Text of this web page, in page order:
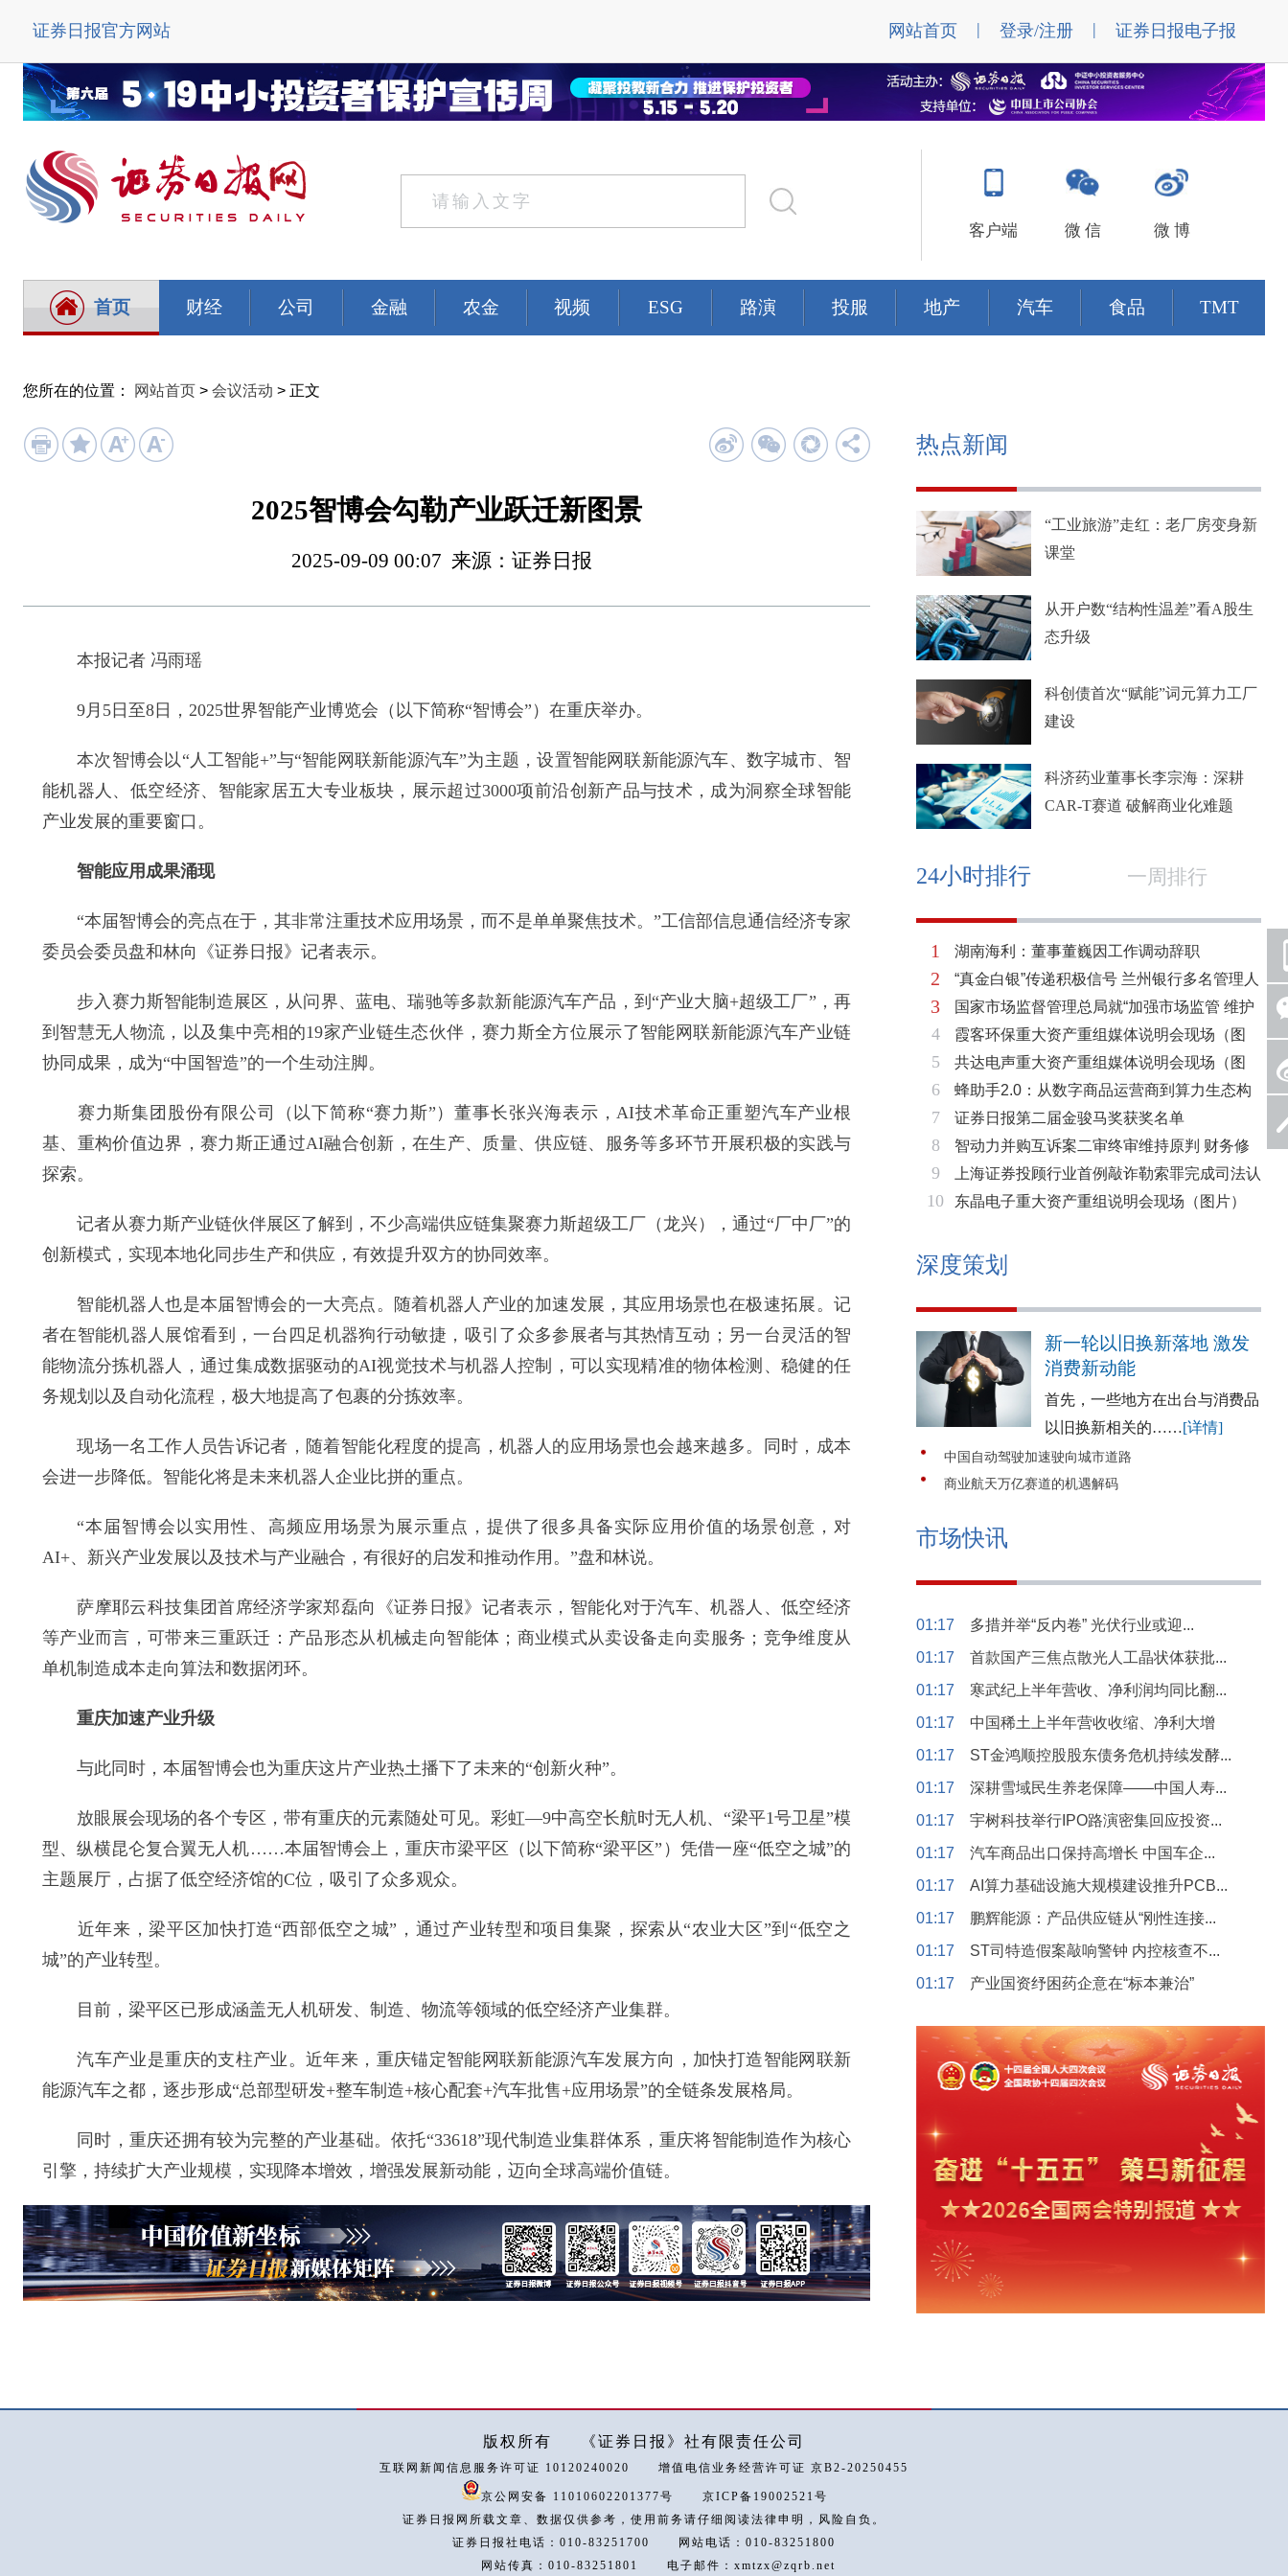
证券日报官方网站 网站首页 | 登录/注册 | 证券日报电子报
客户端 微 信 微 博
首页 财经 公司 金融 农金 视频 ESG 路演 投服 地产 汽车 食品 TMT
您所在的位置： 网站首页 > 会议活动 > 正文
2025智博会勾勒产业跃迁新图景
2025-09-09 00:07 来源：证券日报
本报记者 冯雨瑶
9月5日至8日，2025世界智能产业博览会（以下简称“智博会”）在重庆举办。
本次智博会以“人工智能+”与“智能网联新能源汽车”为主题，设置智能网联新能源汽车、数字城市、智
能机器人、低空经济、智能家居五大专业板块，展示超过3000项前沿创新产品与技术，成为洞察全球智能
产业发展的重要窗口。
智能应用成果涌现
“本届智博会的亮点在于，其非常注重技术应用场景，而不是单单聚焦技术。”工信部信息通信经济专家
委员会委员盘和林向《证券日报》记者表示。
步入赛力斯智能制造展区，从问界、蓝电、瑞驰等多款新能源汽车产品，到“产业大脑+超级工厂”，再
到智慧无人物流，以及集中亮相的19家产业链生态伙伴，赛力斯全方位展示了智能网联新能源汽车产业链
协同成果，成为“中国智造”的一个生动注脚。
赛力斯集团股份有限公司（以下简称“赛力斯”）董事长张兴海表示，AI技术革命正重塑汽车产业根
基、重构价值边界，赛力斯正通过AI融合创新，在生产、质量、供应链、服务等多环节开展积极的实践与
探索。
记者从赛力斯产业链伙伴展区了解到，不少高端供应链集聚赛力斯超级工厂（龙兴），通过“厂中厂”的
创新模式，实现本地化同步生产和供应，有效提升双方的协同效率。
智能机器人也是本届智博会的一大亮点。随着机器人产业的加速发展，其应用场景也在极速拓展。记
者在智能机器人展馆看到，一台四足机器狗行动敏捷，吸引了众多参展者与其热情互动；另一台灵活的智
能物流分拣机器人，通过集成数据驱动的AI视觉技术与机器人控制，可以实现精准的物体检测、稳健的任
务规划以及自动化流程，极大地提高了包裹的分拣效率。
现场一名工作人员告诉记者，随着智能化程度的提高，机器人的应用场景也会越来越多。同时，成本
会进一步降低。智能化将是未来机器人企业比拼的重点。
“本届智博会以实用性、高频应用场景为展示重点，提供了很多具备实际应用价值的场景创意，对
AI+、新兴产业发展以及技术与产业融合，有很好的启发和推动作用。”盘和林说。
萨摩耶云科技集团首席经济学家郑磊向《证券日报》记者表示，智能化对于汽车、机器人、低空经济
等产业而言，可带来三重跃迁：产品形态从机械走向智能体；商业模式从卖设备走向卖服务；竞争维度从
单机制造成本走向算法和数据闭环。
重庆加速产业升级
与此同时，本届智博会也为重庆这片产业热土播下了未来的“创新火种”。
放眼展会现场的各个专区，带有重庆的元素随处可见。彩虹—9中高空长航时无人机、“梁平1号卫星”模
型、纵横昆仑复合翼无人机……本届智博会上，重庆市梁平区（以下简称“梁平区”）凭借一座“低空之城”的
主题展厅，占据了低空经济馆的C位，吸引了众多观众。
近年来，梁平区加快打造“西部低空之城”，通过产业转型和项目集聚，探索从“农业大区”到“低空之
城”的产业转型。
目前，梁平区已形成涵盖无人机研发、制造、物流等领域的低空经济产业集群。
汽车产业是重庆的支柱产业。近年来，重庆锚定智能网联新能源汽车发展方向，加快打造智能网联新
能源汽车之都，逐步形成“总部型研发+整车制造+核心配套+汽车批售+应用场景”的全链条发展格局。
同时，重庆还拥有较为完整的产业基础。依托“33618”现代制造业集群体系，重庆将智能制造作为核心
引擎，持续扩大产业规模，实现降本增效，增强发展新动能，迈向全球高端价值链。
热点新闻
“工业旅游”走红：老厂房变身新
课堂
从开户数“结构性温差”看A股生
态升级
科创债首次“赋能”词元算力工厂
建设
科济药业董事长李宗海：深耕
CAR-T赛道 破解商业化难题
24小时排行 一周排行
1
2
3
4
5
6
7
8
9
10
湖南海利：董事董巍因工作调动辞职
“真金白银”传递积极信号 兰州银行多名管理人
员拟增持公司股份不低于600万元
国家市场监督管理总局就“加强市场监管 维护
市场秩序”答记者问
霞客环保重大资产重组媒体说明会现场（图
片）
共达电声重大资产重组媒体说明会现场（图
片）
蜂助手2.0：从数字商品运营商到算力生态构
建者的跃迁
证券日报第二届金骏马奖获奖名单
智动力并购互诉案二审终审维持原判 财务修
复与估值空间同步打开
上海证券投顾行业首例敲诈勒索罪完成司法认
定 司法机关重拳打击“职业索赔人”
东晶电子重大资产重组说明会现场（图片）
深度策划
新一轮以旧换新落地 激发
消费新动能
首先，一些地方在出台与消费品
以旧换新相关的……[详情]
中国自动驾驶加速驶向城市道路
商业航天万亿赛道的机遇解码
市场快讯
01:17
多措并举“反内卷” 光伏行业或迎...
01:17
首款国产三焦点散光人工晶状体获批...
01:17
寒武纪上半年营收、净利润均同比翻...
01:17
中国稀土上半年营收收缩、净利大增
01:17
ST金鸿顺控股股东债务危机持续发酵...
01:17
深耕雪域民生养老保障——中国人寿...
01:17
宇树科技举行IPO路演密集回应投资...
01:17
汽车商品出口保持高增长 中国车企...
01:17
AI算力基础设施大规模建设推升PCB...
01:17
鹏辉能源：产品供应链从“刚性连接...
01:17
ST司特造假案敲响警钟 内控核查不...
01:17
产业国资纾困药企意在“标本兼治”
版权所有 《证券日报》社有限责任公司
互联网新闻信息服务许可证 10120240020 增值电信业务经营许可证 京B2-20250455
京公网安备 11010602201377号
京ICP备19002521号
证券日报网所载文章、数据仅供参考，使用前务请仔细阅读法律申明，风险自负。
证券日报社电话：010-83251700
网站电话：010-83251800
网站传真：010-83251801
电子邮件：xmtzx@zqrb.net